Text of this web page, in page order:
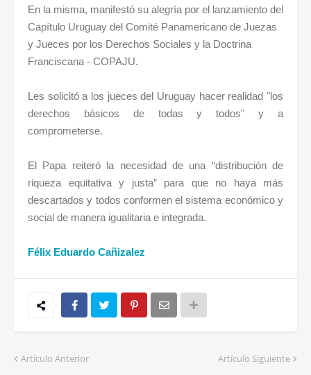
En la misma, manifestó su alegría por el lanzamiento del
Capítulo Uruguay del Comité Panamericano de Juezas
y Jueces por los Derechos Sociales y la Doctrina
Franciscana - COPAJU.
Les solicitó a los jueces del Uruguay hacer realidad "los
derechos básicos de todas y todos" y a
comprometerse.
El Papa reiteró la necesidad de una “distribución de
riqueza equitativa y justa” para que no haya más
descartados y todos conformen el sistema económico y
social de manera igualitaria e integrada.
Félix Eduardo Cañizalez
Artículo Anterior Artículo Siguiente